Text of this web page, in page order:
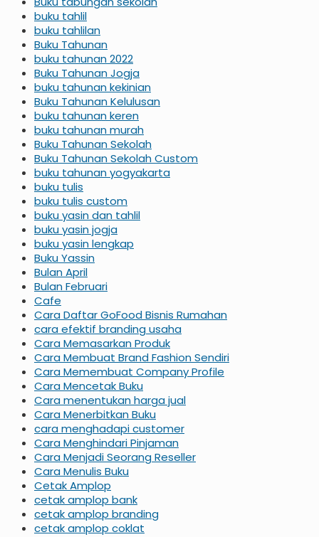
buku tahlil
buku tahlilan
Buku Tahunan
buku tahunan 2022
Buku Tahunan Jogja
buku tahunan kekinian
Buku Tahunan Kelulusan
buku tahunan keren
buku tahunan murah
Buku Tahunan Sekolah
Buku Tahunan Sekolah Custom
buku tahunan yogyakarta
buku tulis
buku tulis custom
buku yasin dan tahlil
buku yasin jogja
buku yasin lengkap
Buku Yassin
Bulan April
Bulan Februari
Cafe
Cara Daftar GoFood Bisnis Rumahan
cara efektif branding usaha
Cara Memasarkan Produk
Cara Membuat Brand Fashion Sendiri
Cara Memembuat Company Profile
Cara Mencetak Buku
Cara menentukan harga jual
Cara Menerbitkan Buku
cara menghadapi customer
Cara Menghindari Pinjaman
Cara Menjadi Seorang Reseller
Cara Menulis Buku
Cetak Amplop
cetak amplop bank
cetak amplop branding
cetak amplop coklat